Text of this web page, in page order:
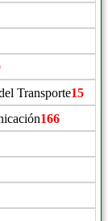
Transporte15
166